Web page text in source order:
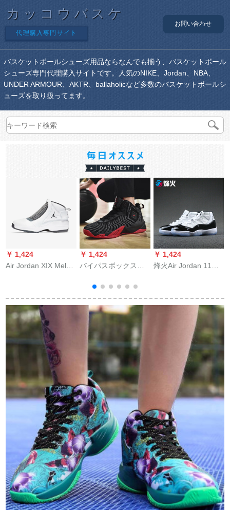
カッコウバスケ
代理購入専門サイト
お問い合わせ
バスケットボールシューズ用品ならなんでも揃う、バスケットボール
シューズ専門代理購入サイトです。人気のNIKE、Jordan、NBA、
UNDER ARMOUR、AKTR、ballaholicなど多数のバスケットボールシ
ューズを取り扱ってます。
￥ 1,424
Air Jordan XIX Melo
9213 AQ 9213-10
40.5
￥ 1,424
バイパスボックスの
止めの音速に耐えま
す。2男の靴は高いで
す。欧文3战靴飞织面
の通気性を助けま
す。
￥ 1,424
烽火Air Jordan 11
37 37-10煙台DB 2倉